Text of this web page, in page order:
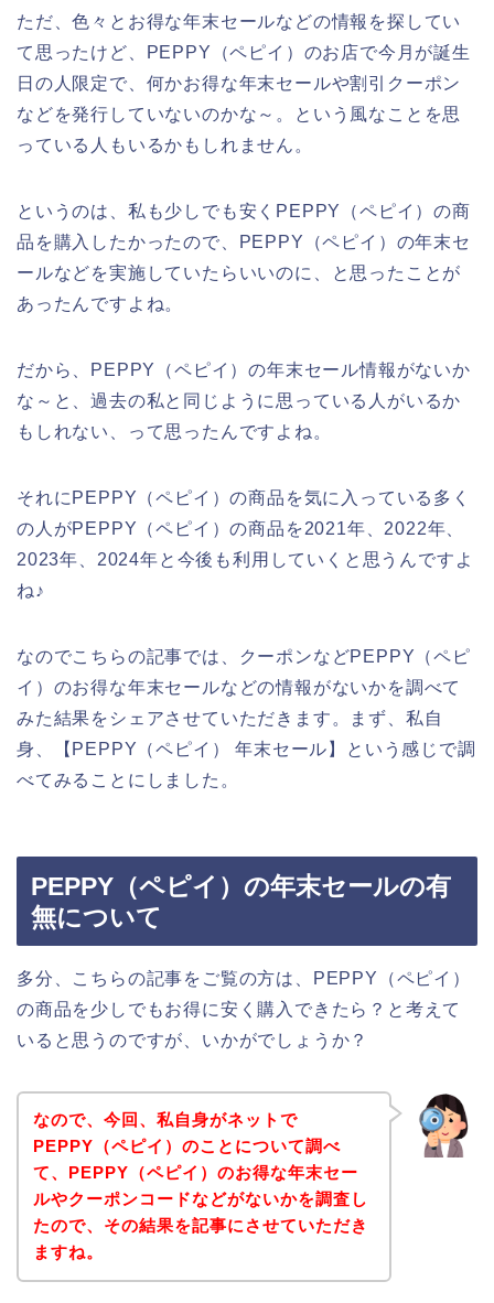
ただ、色々とお得な年末セールなどの情報を探してい
て思ったけど、PEPPY（ペピイ）のお店で今月が誕生
日の人限定で、何かお得な年末セールや割引クーポン
などを発行していないのかな～。という風なことを思
っている人もいるかもしれません。
というのは、私も少しでも安くPEPPY（ペピイ）の商
品を購入したかったので、PEPPY（ペピイ）の年末セ
ールなどを実施していたらいいのに、と思ったことが
あったんですよね。
だから、PEPPY（ペピイ）の年末セール情報がないか
な～と、過去の私と同じように思っている人がいるか
もしれない、って思ったんですよね。
それにPEPPY（ペピイ）の商品を気に入っている多く
の人がPEPPY（ペピイ）の商品を2021年、2022年、
2023年、2024年と今後も利用していくと思うんですよ
ね♪
なのでこちらの記事では、クーポンなどPEPPY（ペピ
イ）のお得な年末セールなどの情報がないかを調べて
みた結果をシェアさせていただきます。まず、私自
身、【PEPPY（ペピイ） 年末セール】という感じで調
べてみることにしました。
PEPPY（ペピイ）の年末セールの有
無について
多分、こちらの記事をご覧の方は、PEPPY（ペピイ）
の商品を少しでもお得に安く購入できたら？と考えて
いると思うのですが、いかがでしょうか？
なので、今回、私自身がネットで
PEPPY（ペピイ）のことについて調べ
て、PEPPY（ペピイ）のお得な年末セー
ルやクーポンコードなどがないかを調査し
たので、その結果を記事にさせていただき
ますね。